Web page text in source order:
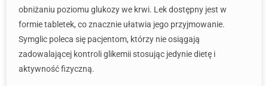
obniżaniu poziomu glukozy we krwi. Lek dostępny jest w
formie tabletek, co znacznie ułatwia jego przyjmowanie.
Symglic poleca się pacjentom, którzy nie osiągają
zadowalającej kontroli glikemii stosując jedynie dietę i
aktywność fizyczną.